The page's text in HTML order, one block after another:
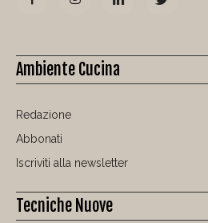
Ambiente Cucina
Redazione
Abbonati
Iscriviti alla newsletter
Tecniche Nuove